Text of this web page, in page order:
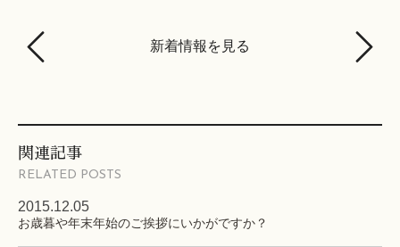
新着情報を見る
関連記事
RELATED POSTS
2015.12.05
お歳暮や年末年始のご挨拶にいかがですか？